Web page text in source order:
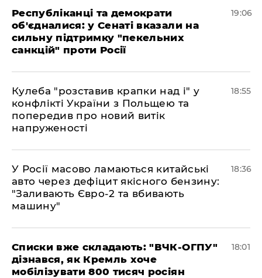
Республіканці та демократи
об'єдналися: у Сенаті вказали на
сильну підтримку "пекельних
санкцій" проти Росії
19:06
Кулеба "розставив крапки над і" у
конфлікті України з Польщею та
попередив про новий витік
напруженості
18:55
У Росії масово ламаються китайські
авто через дефіцит якісного бензину:
"Заливають Євро-2 та вбивають
машину"
18:36
Списки вже складають: "ВЧК-ОГПУ"
дізнався, як Кремль хоче
мобілізувати 800 тисяч росіян
18:01